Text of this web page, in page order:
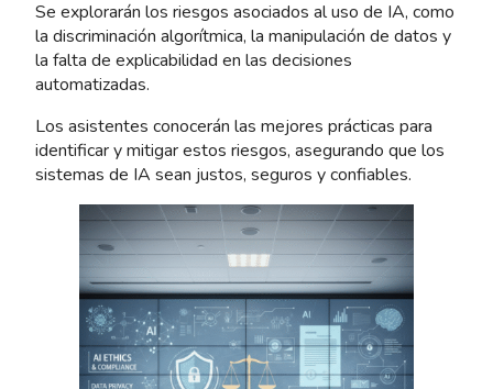
Se explorarán los riesgos asociados al uso de IA, como
la discriminación algorítmica, la manipulación de datos y
la falta de explicabilidad en las decisiones
automatizadas.
Los asistentes conocerán las mejores prácticas para
identificar y mitigar estos riesgos, asegurando que los
sistemas de IA sean justos, seguros y confiables.